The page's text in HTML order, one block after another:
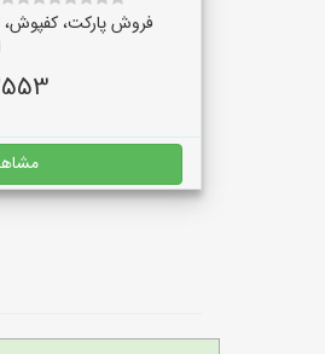
فروش پارکت، کفپوش،